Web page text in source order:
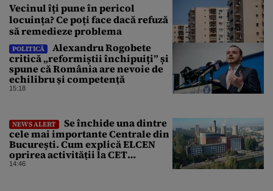
Vecinul îți pune în pericol
locuința? Ce poți face dacă refuză
să remedieze problema
POLITICĂ
Alexandru Rogobete
critică „reformiștii închipuiți” și
spune că România are nevoie de
echilibru și competență
15:18
NEWS ALERT
Se închide una dintre
cele mai importante Centrale din
București. Cum explică ELCEN
oprirea activității la CET
Grozăvești
14:46